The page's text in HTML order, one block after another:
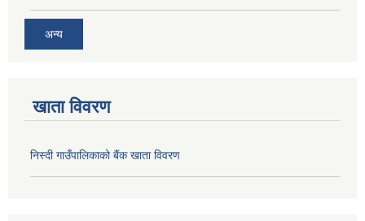
अन्य
खाता विवरण
निस्दी गाउँपालिकाको बैंक खाता विवरण